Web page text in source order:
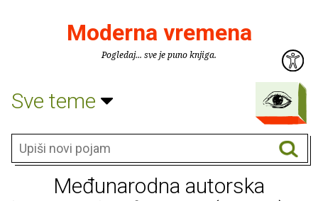
Moderna vremena
Pogledaj... sve je puno knjiga.
Sve teme
Međunarodna autorska